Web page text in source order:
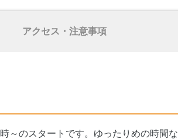
アクセス・注意事項
～のスタートです。ゆったりめの時間な